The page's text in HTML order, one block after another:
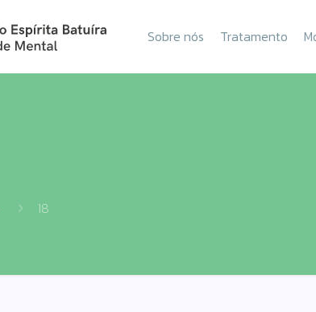
Sobre nós Tratamento
18